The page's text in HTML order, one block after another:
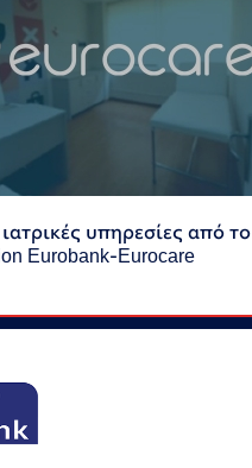
υπηρεσίες από το
Eurobank-Eurocare